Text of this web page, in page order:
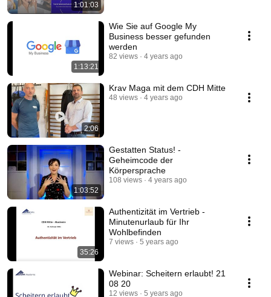
1:01:03
1:13:21
Wie Sie auf Google My
Business besser gefunden
werden
82 views 4 years ago
2:06
Krav Maga mit dem CDH Mitte
48 views 4 years ago
1:03:52
Gestatten Status! -
Geheimcode der
Körpersprache
108 views 4 years ago
35:26
Authentizität im Vertrieb -
Minutenurlaub für Ihr
Wohlbefinden
7 views 5 years ago
Webinar: Scheitern erlaubt! 21
08 20
12 views 5 years ago